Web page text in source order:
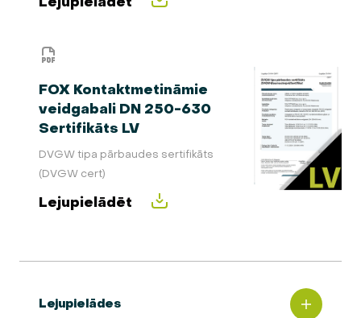
FOX Kontaktmetināmie
veidgabali DN 250-630
Sertifikāts LV
DVGW tipa pārbaudes sertifikāts
(DVGW cert)
Lejupielādēt
Lejupielādes